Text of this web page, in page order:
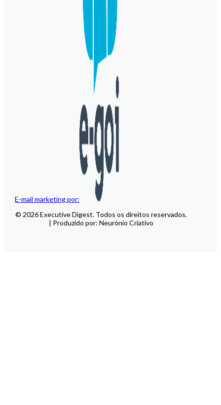
E-mail marketing por:
© 2026 Executive Digest. Todos os direitos reservados.
| Produzido por: Neurónio Criativo